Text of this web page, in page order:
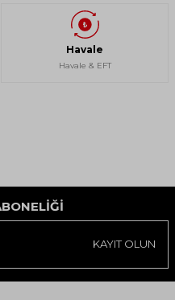
Havale
Havale & EFT
KAYIT OLUN